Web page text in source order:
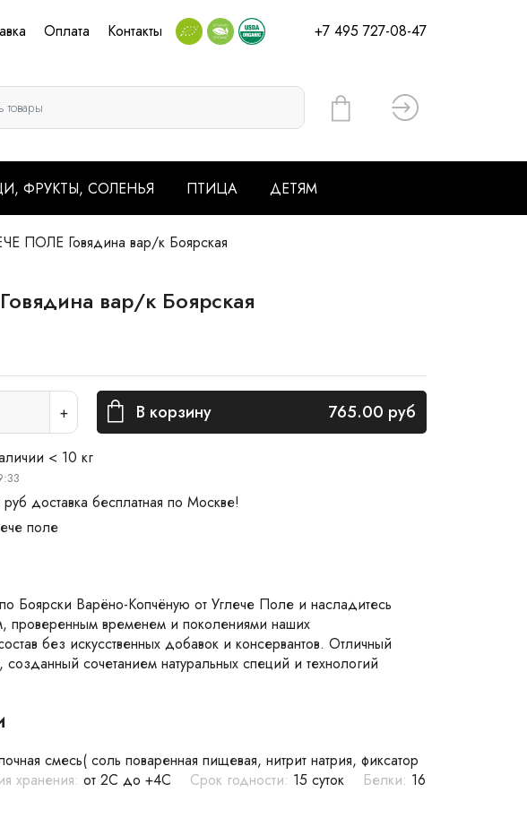
Оплата Контакты +7 495 727-08-47
Вход
ФРУКТЫ, СОЛЕНЬЯ ПТИЦА ДЕТЯМ
ПОЛЕ Говядина вар/к Боярская
вар/к Боярская
В корзину 765.00 руб
< 10 кг
доставка бесплатная по Москве!
поле
Боярски Варёно-Копчёную от Углече Поле и насладитесь
проверенным временем и поколениями наших
без искусственных добавок и консервантов. Отличный
созданный сочетанием натуральных специй и технологий
смесь( соль поваренная пищевая, нитрит натрия, фиксатор
хранения: от 2С до +4С Срок годности: 15 суток Белки: 16